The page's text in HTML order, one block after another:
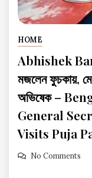
HOME
Abhishek
মজলেন ফুচকায়,
অভিষেক –
General
Visits Puja
No Comments